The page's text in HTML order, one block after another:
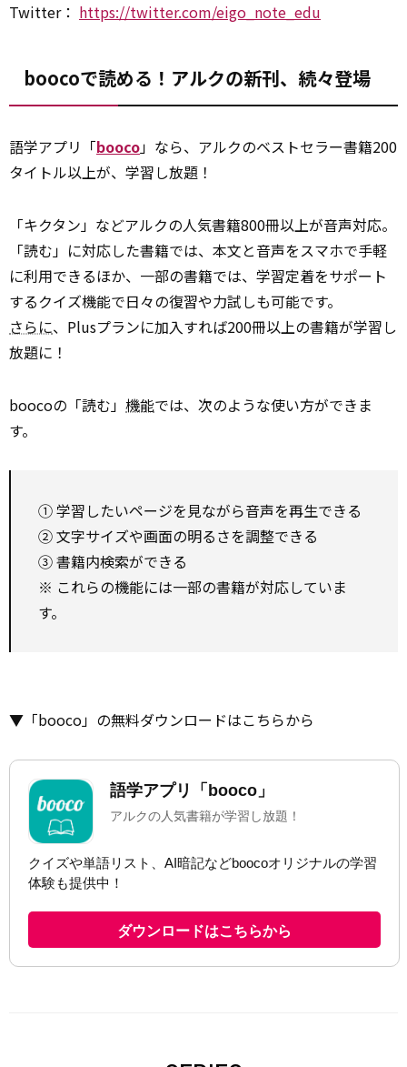
Twitter： https://twitter.com/eigo_note_edu
boocoで読める！アルクの新刊、続々登場
語学アプリ「booco」なら、アルクのベストセラー書籍200
タイトル以上が、学習し放題！
「キクタン」などアルクの人気書籍800冊以上が音声対応。
「読む」に対応した書籍では、本文と音声をスマホで手軽
に利用できるほか、一部の書籍では、学習定着をサポート
するクイズ機能で日々の復習や力試しも可能です。
さらに、Plusプランに加入すれば200冊以上の書籍が学習し
放題に！
boocoの「読む」 機能では、次のような使い方ができま
す。
① 学習したいページを見ながら音声を再生できる
② 文字サイズや画面の明るさを調整できる
③ 書籍内検索ができる
※ これらの機能には一部の書籍が対応していま
す。
▼「booco」の無料ダウンロードはこちらから